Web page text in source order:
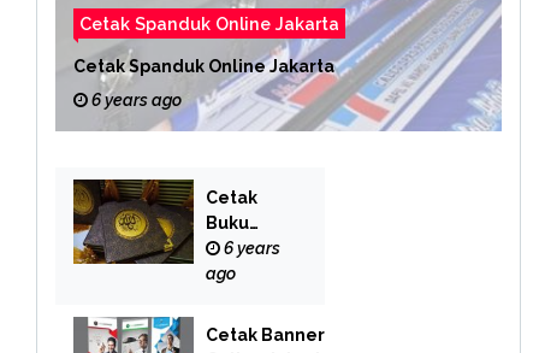
Cetak Spanduk Online Jakarta
Cetak Spanduk Online Jakarta
6 years ago
Cetak
Buku
Yasin
Online
6 years
ago
Cetak Banner